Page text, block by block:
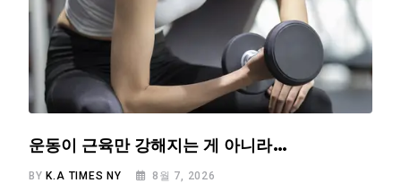
운동이 근육만 강해지는 게 아니라…
BY K.A TIMES NY 8월 7, 2026